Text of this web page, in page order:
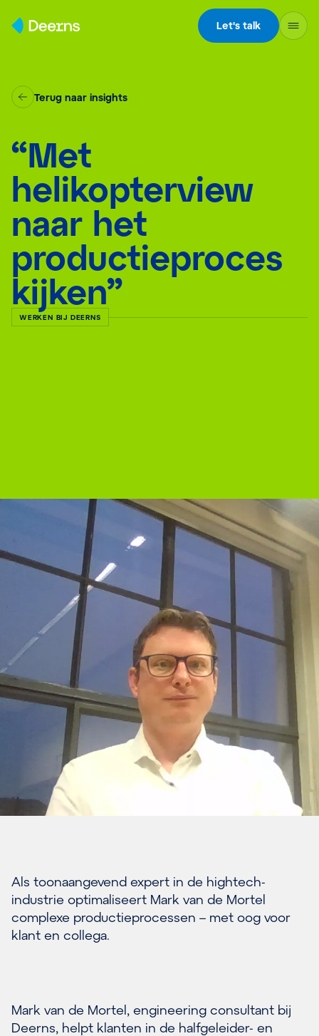
Let's talk
Terug naar insights
“Met
helikopterview
naar het
productieproces
kijken”
WERKEN BIJ DEERNS
Als toonaangevend expert in de hightech-
industrie optimaliseert Mark van de Mortel
complexe productieprocessen – met oog voor
klant en collega.
Mark van de Mortel, engineering consultant bij
Deerns, helpt klanten in de halfgeleider- en